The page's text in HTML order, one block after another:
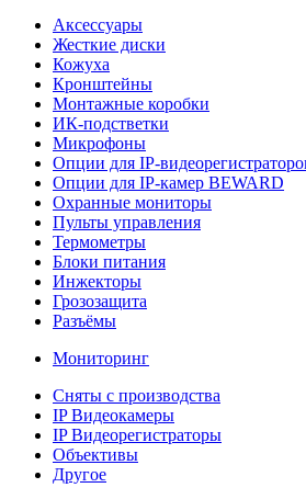
Аксессуары
Жесткие диски
Кожуха
Кронштейны
Монтажные коробки
ИК-подстветки
Микрофоны
Опции для IP-
Опции для IP-камер BEWARD
Охранные мониторы
Пульты управления
Термометры
Блоки питания
Инжекторы
Грозозащита
Разъёмы
Мониторинг
Сняты с производства
IP Видеокамеры
IP Видеорегистраторы
Объективы
Другое